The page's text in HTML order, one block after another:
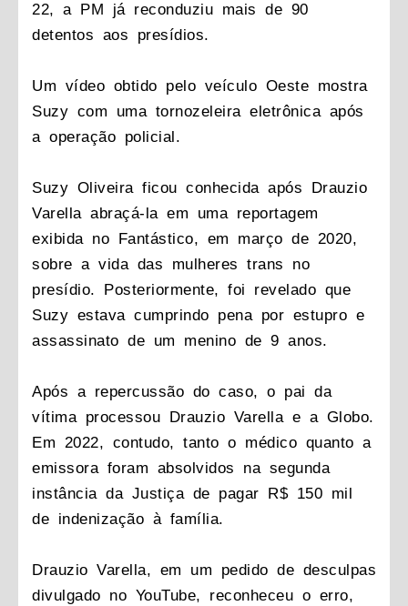
22, a PM já reconduziu mais de 90
detentos aos presídios.
Um vídeo obtido pelo veículo Oeste mostra
Suzy com uma tornozeleira eletrônica após
a operação policial.
Suzy Oliveira ficou conhecida após Drauzio
Varella abraçá-la em uma reportagem
exibida no Fantástico, em março de 2020,
sobre a vida das mulheres trans no
presídio. Posteriormente, foi revelado que
Suzy estava cumprindo pena por estupro e
assassinato de um menino de 9 anos.
Após a repercussão do caso, o pai da
vítima processou Drauzio Varella e a Globo.
Em 2022, contudo, tanto o médico quanto a
emissora foram absolvidos na segunda
instância da Justiça de pagar R$ 150 mil
de indenização à família.
Drauzio Varella, em um pedido de desculpas
divulgado no YouTube, reconheceu o erro,